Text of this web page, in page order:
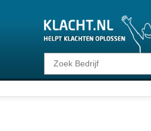
Klacht melden